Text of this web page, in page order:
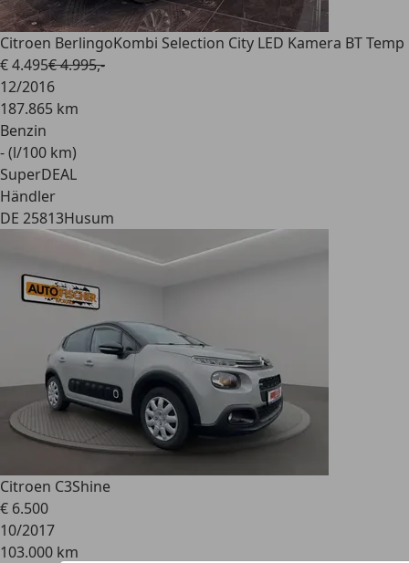
Citroen BerlingoKombi Selection City LED Kamera BT Temp
€ 4.495€ 4.995,-
12/2016
187.865 km
Benzin
- (l/100 km)
SuperDEAL
Händler
DE 25813Husum
Citroen C3Shine
€ 6.500
10/2017
103.000 km